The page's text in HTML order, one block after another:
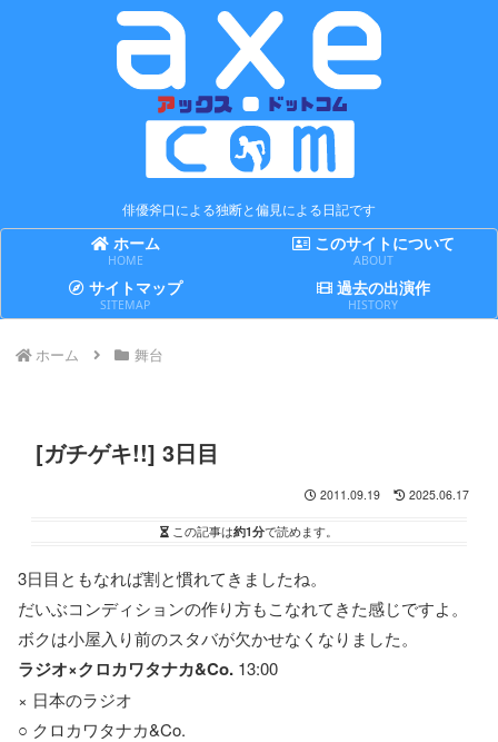
俳優斧口による独断と偏見による日記です
ホーム
HOME
このサイトについて
ABOUT
サイトマップ
SITEMAP
過去の出演作
HISTORY
ホーム 舞台
[ガチゲキ!!] 3日目
2011.09.19 2025.06.17
この記事は約1分で読めます。
3日目ともなれば割と慣れてきましたね。
だいぶコンディションの作り方もこなれてきた感じですよ。
ボクは小屋入り前のスタバが欠かせなくなりました。
ラジオ×クロカワタナカ&Co. 13:00
× 日本のラジオ
○ クロカワタナカ&Co.